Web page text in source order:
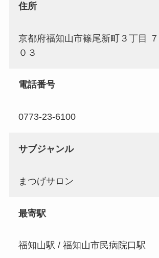
住所
京都府福知山市篠尾新町３丁目
０３
電話番号
0773-23-6100
サブジャンル
まつげサロン
最寄駅
福知山駅 / 福知山市民病院口駅